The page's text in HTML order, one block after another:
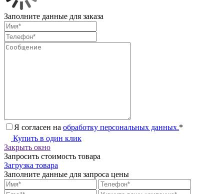
Заполните данные для заказа
Я согласен на обработку персональных данных.*
Купить в один клик
Закрыть окно
Запросить стоимость товара
Загрузка товара
Заполните данные для запроса цены